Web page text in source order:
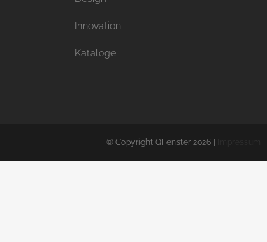
Innovation
Kataloge
© Copyright QFenster 2026 |